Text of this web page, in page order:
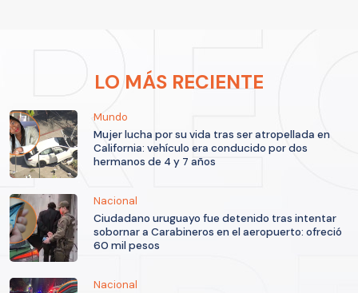
LO MÁS RECIENTE
Mundo
Mujer lucha por su vida tras ser atropellada en
California: vehículo era conducido por dos
hermanos de 4 y 7 años
Nacional
Ciudadano uruguayo fue detenido tras intentar
sobornar a Carabineros en el aeropuerto: ofreció
60 mil pesos
Nacional